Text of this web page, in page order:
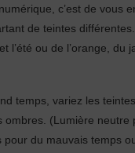
c’est de vous
de teintes
l’été ou de l’orange, du
temps, variez les
ombres. (Lumière neutre
pour du mauvais temps